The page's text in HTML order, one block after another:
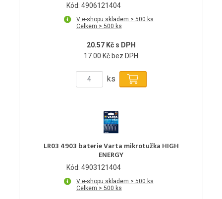
Kód: 4906121404
V e-shopu skladem > 500 ks
Celkem > 500 ks
20.57 Kč s DPH
17.00 Kč bez DPH
ks
LR03 4903 baterie Varta mikrotužka HIGH
ENERGY
Kód: 4903121404
V e-shopu skladem > 500 ks
Celkem > 500 ks